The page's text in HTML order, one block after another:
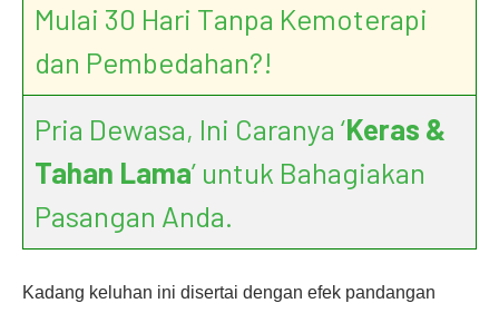
Mulai 30 Hari Tanpa Kemoterapi
dan Pembedahan?!
Pria Dewasa, Ini Caranya ‘Keras &
Tahan Lama’ untuk Bahagiakan
Pasangan Anda.
Kadang keluhan ini disertai dengan efek pandangan